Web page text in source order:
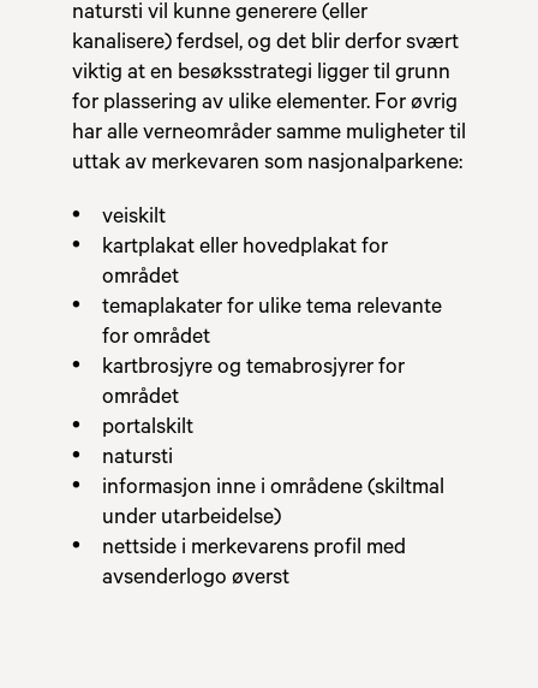
natursti vil kunne generere (eller
kanalisere) ferdsel, og det blir derfor svært
viktig at en besøksstrategi ligger til grunn
for plassering av ulike elementer. For øvrig
har alle verneområder samme muligheter til
uttak av merkevaren som nasjonalparkene:
veiskilt
kartplakat eller hovedplakat for
området
temaplakater for ulike tema relevante
for området
kartbrosjyre og temabrosjyrer for
området
portalskilt
natursti
informasjon inne i områdene (skiltmal
under utarbeidelse)
nettside i merkevarens profil med
avsenderlogo øverst